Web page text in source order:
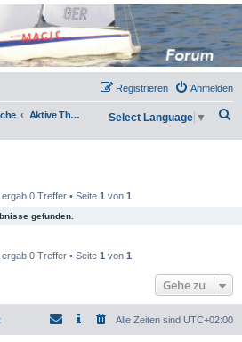
Anmelden
Registrieren
Aktive Themen Select Language ▼
0 Treffer • Seite 1 von 1
gefunden.
0 Treffer • Seite 1 von 1
Gehe zu
Alle Zeiten sind UTC+02:00